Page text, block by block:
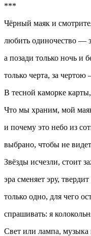
***
Чёрный маяк и
любить одиночество —
а позади только ночь и
только черта, за
В тесной каморке
Что мы храним, мой
и почему это небо из
выбрано, чтобы не
Звёзды исчезли, стоит
эра сменяет эру,
только одно, для чего
спрашивать: я
Свет или лампа, музыка